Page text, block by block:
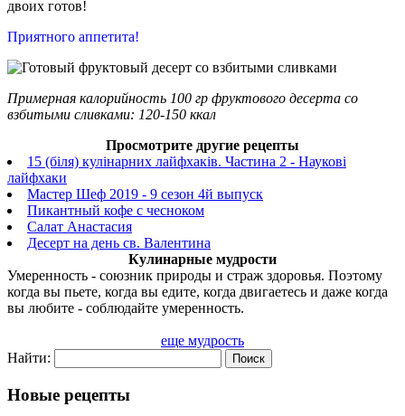
двоих готов!
Приятного аппетита!
Примерная калорийность 100 гр фруктового десерта со
взбитыми сливками: 120-150 ккал
Просмотрите другие рецепты
15 (біля) кулінарних лайфхаків. Частина 2 - Наукові
лайфхаки
Мастер Шеф 2019 - 9 сезон 4й выпуск
Пикантный кофе с чесноком
Салат Анастасия
Десерт на день св. Валентина
Кулинарные мудрости
Умеренность - союзник природы и страж здоровья. Поэтому
когда вы пьете, когда вы едите, когда двигаетесь и даже когда
вы любите - соблюдайте умеренность.
еще мудрость
Найти:
Новые рецепты